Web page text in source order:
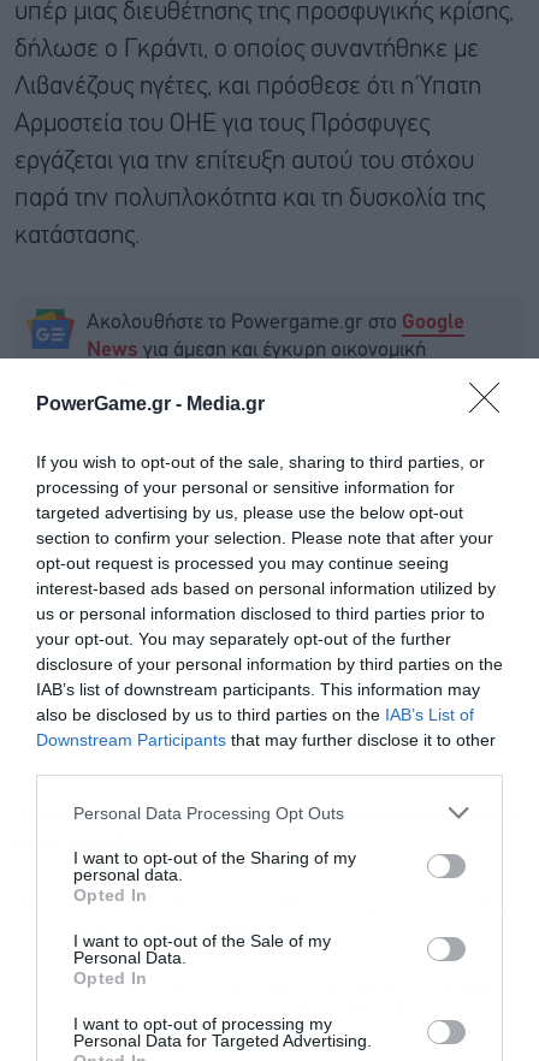
PowerGame.gr - Media.gr
If you wish to opt-out of the sale, sharing to third parties, or
processing of your personal or sensitive information for
targeted advertising by us, please use the below opt-out
section to confirm your selection. Please note that after your
opt-out request is processed you may continue seeing
interest-based ads based on personal information utilized by
us or personal information disclosed to third parties prior to
your opt-out. You may separately opt-out of the further
disclosure of your personal information by third parties on the
IAB’s list of downstream participants. This information may
also be disclosed by us to third parties on the IAB’s List of
Downstream Participants that may further disclose it to other
Personal Data Processing Opt Outs
I want to opt-out of the Sharing of my
personal data.
Opted In
I want to opt-out of the Sale of my
Personal Data.
Opted In
I want to opt-out of processing my
Personal Data for Targeted Advertising.
υπέρ μιας διευθέτησης της προσφυγικής κρίσης,
δήλωσε ο Γκράντι, ο οποίος συναντήθηκε με
Λιβανέζους ηγέτες, και πρόσθεσε ότι η Ύπατη
Αρμοστεία του ΟΗΕ για τους Πρόσφυγες
εργάζεται για την επίτευξη αυτού του στόχου
παρά την πολυπλοκότητα και τη δυσκολία της
κατάστασης.
Ακολουθήστε το Powergame.gr στο Google
News για άμεση και έγκυρη οικονομική
TAGS: ΛΙΒΑΝΟΣ ΜΕΤΑΝΑΣΤΕΥΤΙΚΟ ΟΗΕ ΣΥΡΙΑ
Έξοδος του Αυγούστου: Μεγάλο κύμα αναχώρησης
από τα λιμάνια της Αττικής
Πρωτοβουλία για τη μείωση των τιμών: Εντάχθηκαν